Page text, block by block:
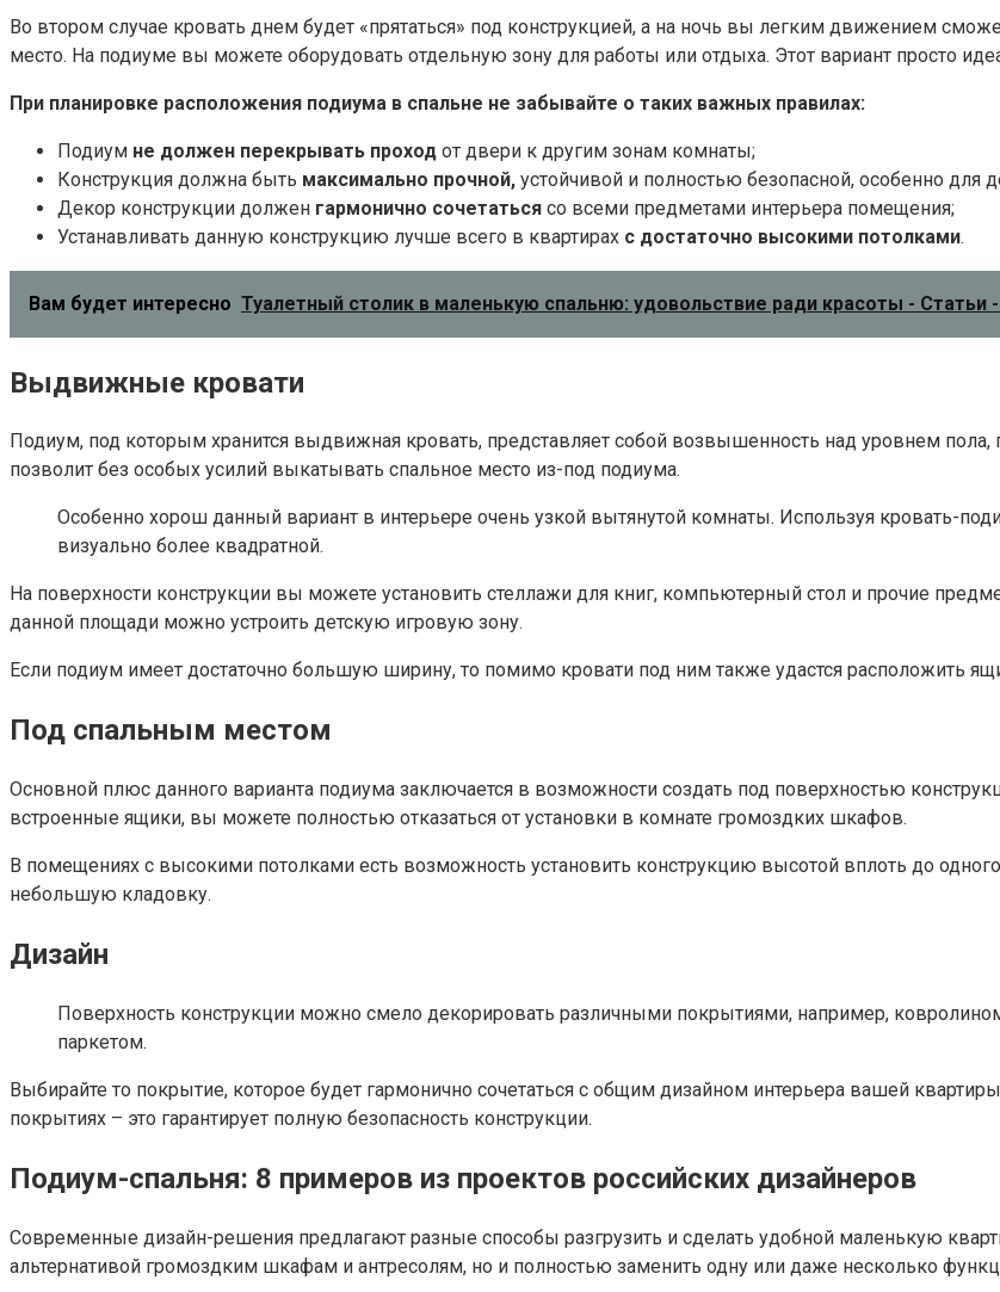
Во втором случае кровать днем будет «прятаться» под конструкцией, а на ночь вы легким движением
место. На подиуме вы можете оборудовать отдельную зону для работы или отдыха. Этот вариант просто
При планировке расположения подиума в спальне не забывайте о таких важных правилах:
Подиум не должен перекрывать проход от двери к другим зонам комнаты;
Конструкция должна быть максимально прочной, устойчивой и полностью безопасной, особенно для
Декор конструкции должен гармонично сочетаться со всеми предметами интерьера помещения;
Устанавливать данную конструкцию лучше всего в квартирах с достаточно высокими потолками.
Вам будет интересно Туалетный столик в маленькую спальню: удовольствие ради красоты - Статьи
Выдвижные кровати
Подиум, под которым хранится выдвижная кровать, представляет собой возвышенность над уровнем пола,
позволит без особых усилий выкатывать спальное место из-под подиума.
Особенно хорош данный вариант в интерьере очень узкой вытянутой комнаты. Используя кровать-
визуально более квадратной.
На поверхности конструкции вы можете установить стеллажи для книг, компьютерный стол и прочие
данной площади можно устроить детскую игровую зону.
Если подиум имеет достаточно большую ширину, то помимо кровати под ним также удастся расположить
Под спальным местом
Основной плюс данного варианта подиума заключается в возможности создать под поверхностью
встроенные ящики, вы можете полностью отказаться от установки в комнате громоздких шкафов.
В помещениях с высокими потолками есть возможность установить конструкцию высотой вплоть до
небольшую кладовку.
Дизайн
Поверхность конструкции можно смело декорировать различными покрытиями, например,
паркетом.
Выбирайте то покрытие, которое будет гармонично сочетаться с общим дизайном интерьера вашей
покрытиях – это гарантирует полную безопасность конструкции.
Подиум-спальня: 8 примеров из проектов российских дизайнеров
Современные дизайн-решения предлагают разные способы разгрузить и сделать удобной маленькую
альтернативой громоздким шкафам и антресолям, но и полностью заменить одну или даже несколько